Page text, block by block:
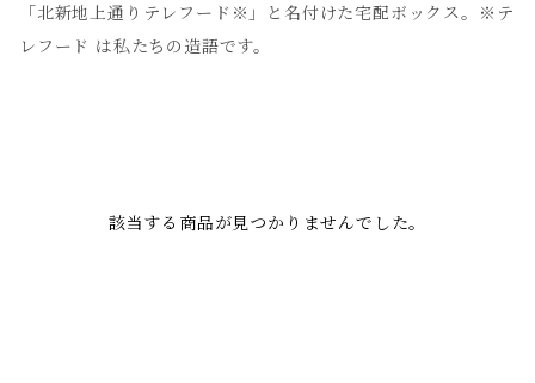
「北新地上通りテレフード※」と名付けた宅配ボックス。※テ
レフード は私たちの造語です。
該当する商品が見つかりませんでした。